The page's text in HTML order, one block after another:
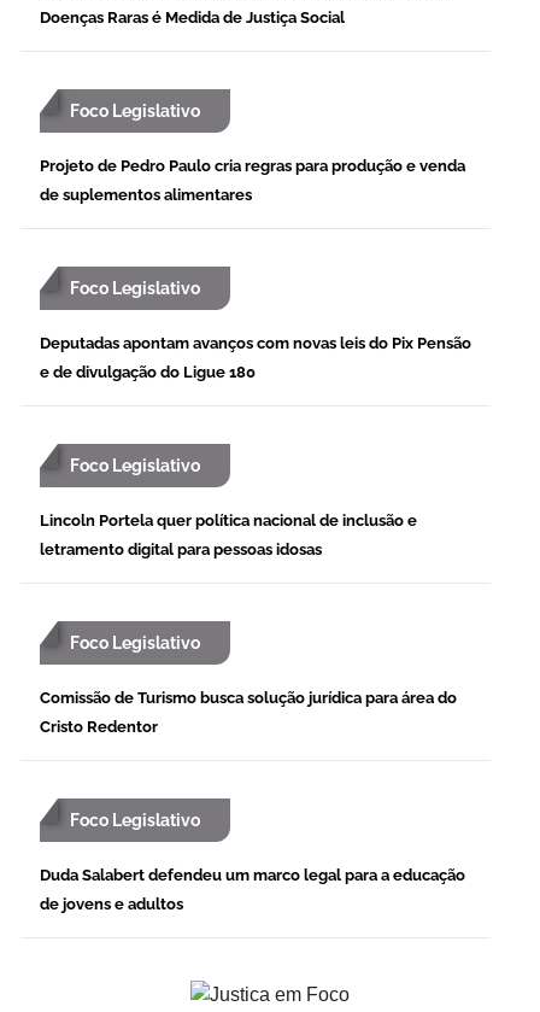
Doenças Raras é Medida de Justiça Social
Foco Legislativo
Projeto de Pedro Paulo cria regras para produção e venda
de suplementos alimentares
Foco Legislativo
Deputadas apontam avanços com novas leis do Pix Pensão
e de divulgação do Ligue 180
Foco Legislativo
Lincoln Portela quer política nacional de inclusão e
letramento digital para pessoas idosas
Foco Legislativo
Comissão de Turismo busca solução jurídica para área do
Cristo Redentor
Foco Legislativo
Duda Salabert defendeu um marco legal para a educação
de jovens e adultos